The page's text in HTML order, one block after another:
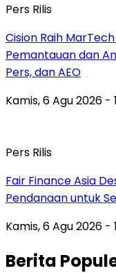
Pers Rilis
Cision Raih
Pemantauan dan
Pers, dan AEO
Kamis, 6 Agu 2026 -
Pers Rilis
Fair Finance Asia
Pendanaan untuk
Kamis, 6 Agu 2026 -
Berita